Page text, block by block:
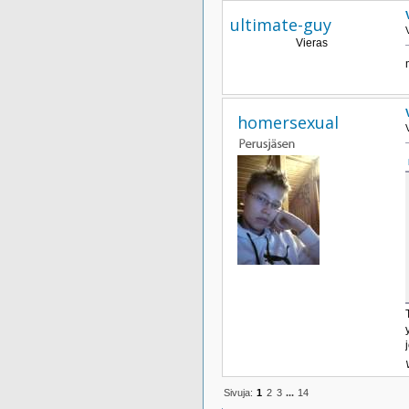
ultimate-guy
Vieras
homersexual
Sivuja: 1 2 3 ... 14